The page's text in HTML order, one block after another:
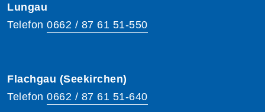
Lungau
Telefon 0662 / 87 61 51-550
Flachgau (Seekirchen)
Telefon 0662 / 87 61 51-640